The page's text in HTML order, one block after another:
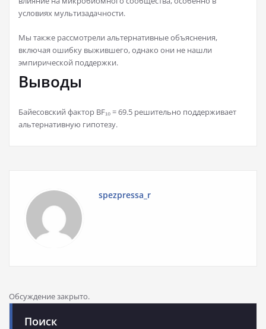
условиях мультизадачности.
Мы также рассмотрели альтернативные объяснения,
включая ошибку выжившего, однако они не нашли
эмпирической поддержки.
Выводы
Байесовский фактор BF₁₀ = 69.5 решительно поддерживает
альтернативную гипотезу.
spezpressa_r
Обсуждение закрыто.
Поиск